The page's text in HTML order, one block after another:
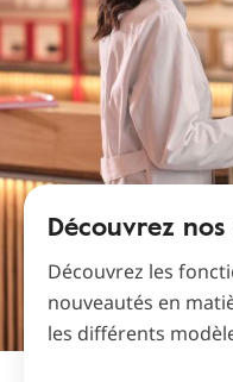
Découvrez
Découvrez les
nouveautés en
les différents